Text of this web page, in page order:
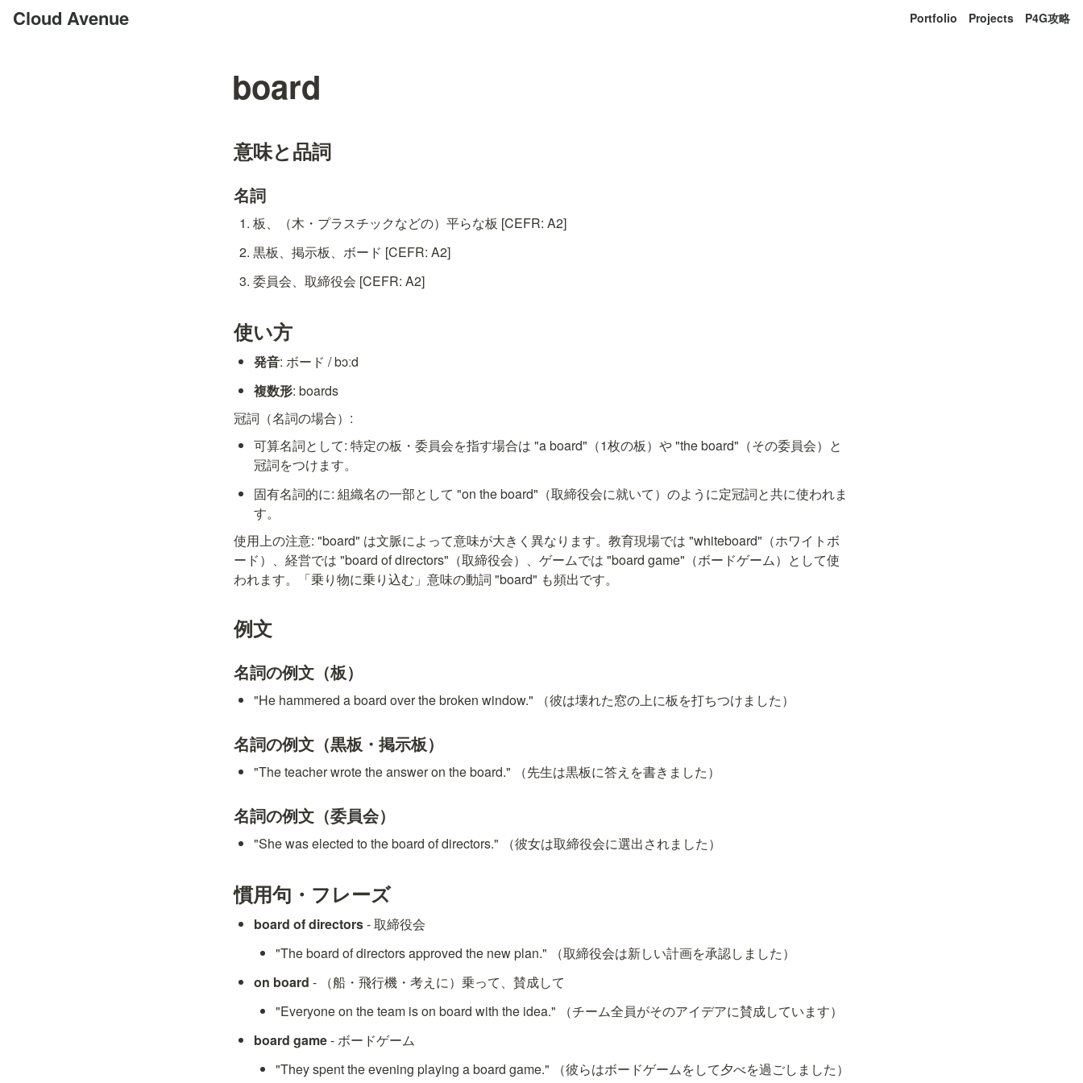
Cloud Avenue Portfolio Projects P4G攻略
board
意味と品詞
名詞
板、（木・プラスチックなどの）平らな板 [CEFR: A2]
黒板、掲示板、ボード [CEFR: A2]
委員会、取締役会 [CEFR: A2]
使い方
発音: ボード / bɔːd
複数形: boards
冠詞（名詞の場合）:
可算名詞として: 特定の板・委員会を指す場合は "a board"（1枚の板）や "the board"（その委員会）と
冠詞をつけます。
固有名詞的に: 組織名の一部として "on the board"（取締役会に就いて）のように定冠詞と共に使われま
す。
使用上の注意: "board" は文脈によって意味が大きく異なります。教育現場では "whiteboard"（ホワイトボ
ード）、経営では "board of directors"（取締役会）、ゲームでは "board game"（ボードゲーム）として使
われます。「乗り物に乗り込む」意味の動詞 "board" も頻出です。
例文
名詞の例文（板）
"He hammered a board over the broken window." （彼は壊れた窓の上に板を打ちつけました）
名詞の例文（黒板・掲示板）
"The teacher wrote the answer on the board." （先生は黒板に答えを書きました）
名詞の例文（委員会）
"She was elected to the board of directors." （彼女は取締役会に選出されました）
慣用句・フレーズ
board of directors - 取締役会
"The board of directors approved the new plan." （取締役会は新しい計画を承認しました）
on board - （船・飛行機・考えに）乗って、賛成して
"Everyone on the team is on board with the idea." （チーム全員がそのアイデアに賛成しています）
board game - ボードゲーム
"They spent the evening playing a board game." （彼らはボードゲームをして夕べを過ごしました）